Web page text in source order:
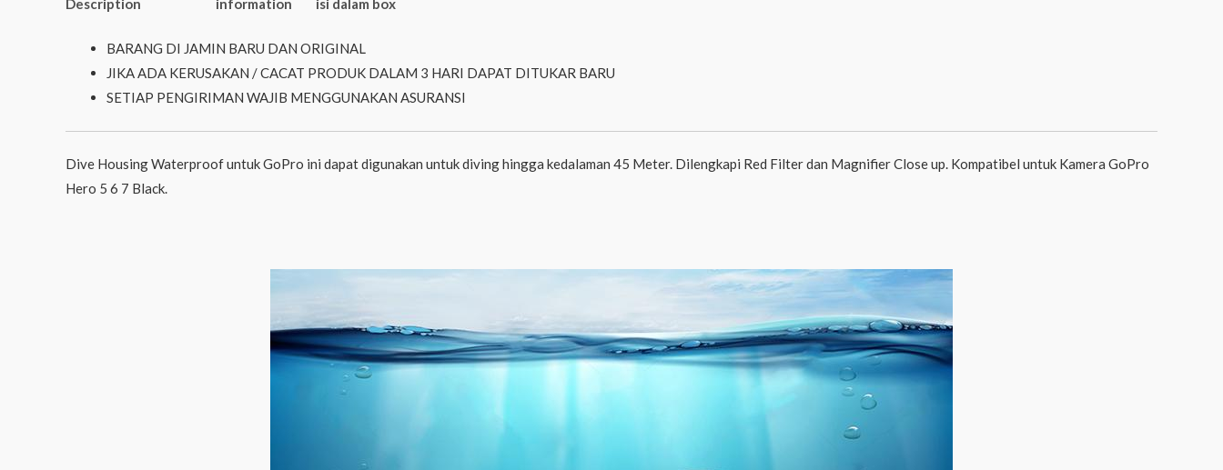
Description
information
isi dalam box
BARANG DI JAMIN BARU DAN ORIGINAL
JIKA ADA KERUSAKAN / CACAT PRODUK DALAM 3 HARI DAPAT DITUKAR BARU
SETIAP PENGIRIMAN WAJIB MENGGUNAKAN ASURANSI
Dive Housing Waterproof untuk GoPro ini dapat digunakan untuk diving hingga kedalaman 45 Meter. Dilengkapi Red Filter dan Magnifier Close up. Kompatibel untuk Kamera GoPro
Hero 5 6 7 Black.